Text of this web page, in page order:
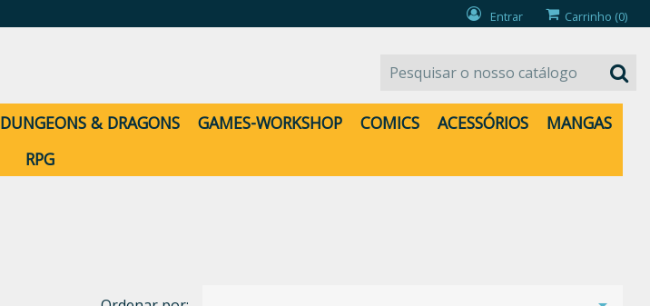
Entrar Carrinho (0)
DUNGEONS & DRAGONS GAMES-WORKSHOP COMICS ACESSÓRIOS
MANGAS
RPG